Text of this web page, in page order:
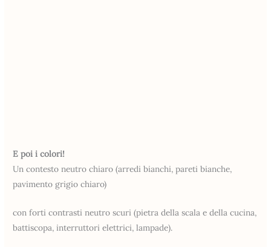
E poi i colori!
Un contesto neutro chiaro (arredi bianchi, pareti bianche,
pavimento grigio chiaro)
con forti contrasti neutro scuri (pietra della scala e della cucina,
battiscopa, interruttori elettrici, lampade).